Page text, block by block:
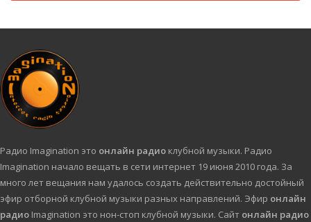
Радио Imagination это онлайн радио клубной музыки. Радио
Imagination начало вещать в сети интернет 19 июня 2010 года. За
много лет вещания нам удалось создать действительно достойный
эфир отборной клубной музыки разных направлений. Эфир онлайн
радио Imagination это нон-стоп клубной музыки. Сайт онлайн радио